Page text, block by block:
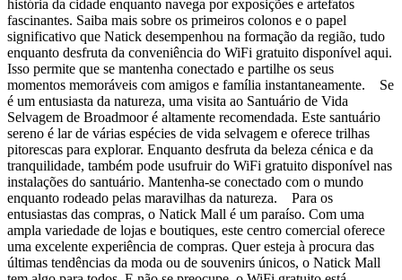
história da cidade enquanto navega por exposições e artefatos
fascinantes. Saiba mais sobre os primeiros colonos e o papel
significativo que Natick desempenhou na formação da região, tudo
enquanto desfruta da conveniência do WiFi gratuito disponível aqui.
Isso permite que se mantenha conectado e partilhe os seus
momentos memoráveis com amigos e família instantaneamente. Se
é um entusiasta da natureza, uma visita ao Santuário de Vida
Selvagem de Broadmoor é altamente recomendada. Este santuário
sereno é lar de várias espécies de vida selvagem e oferece trilhas
pitorescas para explorar. Enquanto desfruta da beleza cénica e da
tranquilidade, também pode usufruir do WiFi gratuito disponível nas
instalações do santuário. Mantenha-se conectado com o mundo
enquanto rodeado pelas maravilhas da natureza. Para os
entusiastas das compras, o Natick Mall é um paraíso. Com uma
ampla variedade de lojas e boutiques, este centro comercial oferece
uma excelente experiência de compras. Quer esteja à procura das
últimas tendências da moda ou de souvenirs únicos, o Natick Mall